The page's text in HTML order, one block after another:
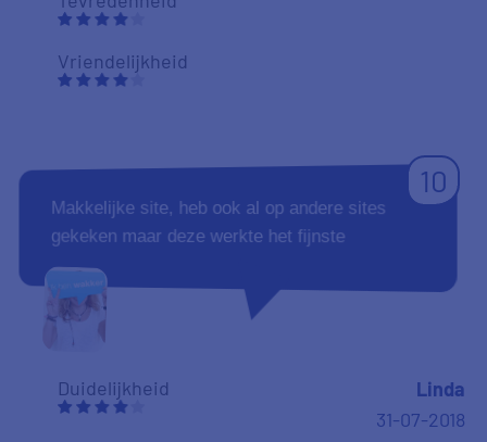
Vriendelijkheid
10
Makkelijke site, heb ook al op andere sites
gekeken maar deze werkte het fijnste
Duidelijkheid
Linda
31-07-2018